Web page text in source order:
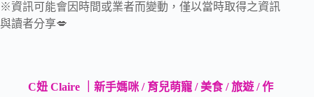
※資訊可能會因時間或業者而變動，僅以當時取得之資訊
與讀者分享💋
C妞 Claire ｜新手媽咪 / 育兒萌寵 / 美食 / 旅遊 / 作